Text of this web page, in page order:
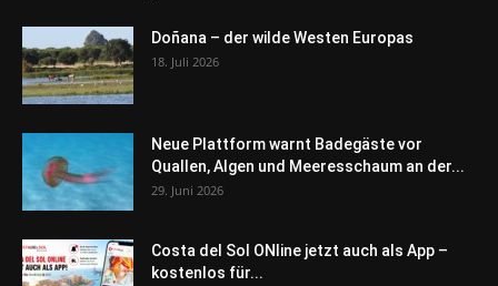
Doñana – der wilde Westen Europas
18. Juli 2026
Neue Plattform warnt Badegäste vor
Quallen, Algen und Meeresschaum an der...
29. Juni 2026
Costa del Sol ONline jetzt auch als App –
kostenlos für...